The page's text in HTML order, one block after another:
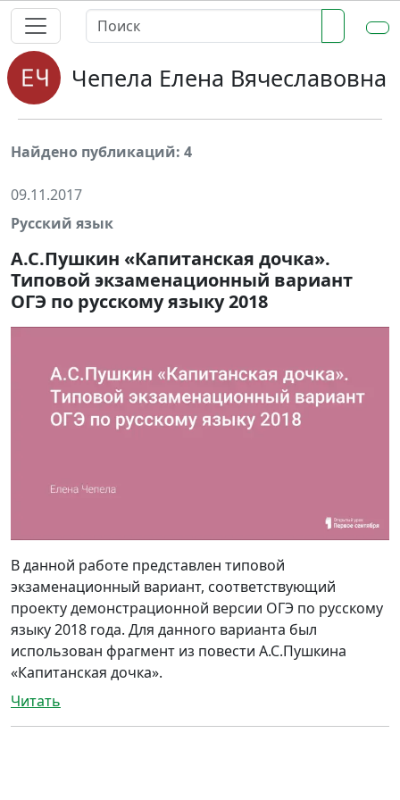
Чепела Елена Вячеславовна
Найдено публикаций: 4
09.11.2017
Русский язык
А.С.Пушкин «Капитанская дочка».
Типовой экзаменационный вариант
ОГЭ по русскому языку 2018
В данной работе представлен типовой
экзаменационный вариант, соответствующий
проекту демонстрационной версии ОГЭ по русскому
языку 2018 года. Для данного варианта был
использован фрагмент из повести А.С.Пушкина
«Капитанская дочка».
Читать